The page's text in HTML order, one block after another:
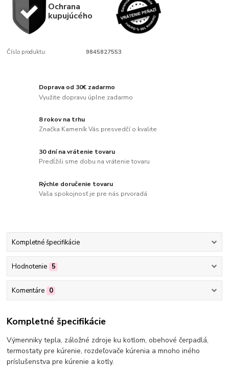
Ochrana
kupujúcého
Číslo produktu: 9845827553
Doprava od 30€ zadarmo
Využite dopravu úplne zadarmo
8 rokov na trhu
Značka Kameník Vás presvedčí o kvalite
30 dní na vrátenie tovaru
Predĺžili sme dobu na vrátenie tovaru
Rýchle doručenie tovaru
Vaša spokojnosť je pre nás prvoradá
Kompletné špecifikácie
Hodnotenie 5
Komentáre 0
Kompletné špecifikácie
Výmenniky tepla, záložné zdroje ku kotlom, obehové čerpadlá,
termostaty pre kúrenie, rozdeľovače kúrenia a mnoho iného
príslušenstva pre kúrenie a kotly.